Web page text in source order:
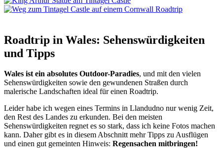
Roadtrip in Wales: Sehenswürdigkeiten
und Tipps
Wales ist ein absolutes Outdoor-Paradies, und mit den vielen
Sehenswürdigkeiten sowie den gewundenen Straßen durch
malerische Landschaften ideal für einen Roadtrip.
Leider habe ich wegen eines Termins in Llandudno nur wenig Zeit,
den Rest des Landes zu erkunden. Bei den meisten
Sehenswürdigkeiten regnet es so stark, dass ich keine Fotos machen
kann. Daher gibt es in diesem Abschnitt mehr Tipps zu Ausflügen
und einen gut gemeinten Hinweis: Regensachen mitbringen!